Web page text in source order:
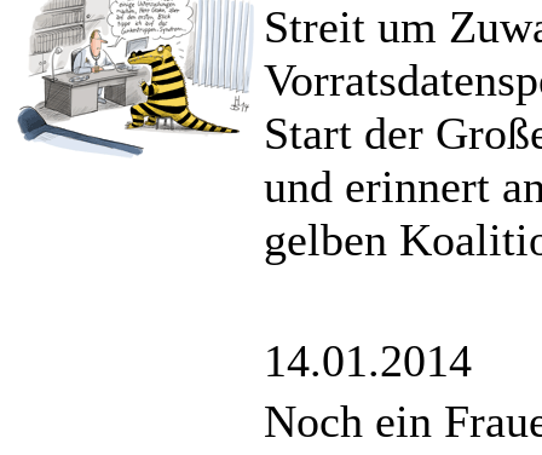
Streit um
Start der
und erinnert
gelben
14.01.2014
Noch ein